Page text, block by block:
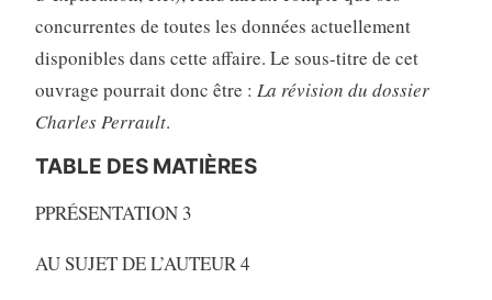
concurrentes de toutes les données actuellement
disponibles dans cette affaire. Le sous-titre de cet
ouvrage pourrait donc être : La révision du dossier
Charles Perrault.
TABLE DES MATIÈRES
PPRÉSENTATION 3
AU SUJET DE L’AUTEUR 4